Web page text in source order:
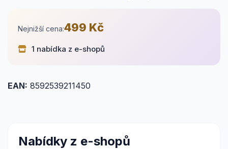
Nejnižší cena:499 Kč
1 nabídka z e-shopů
EAN: 8592539211450
Nabídky z e-shopů